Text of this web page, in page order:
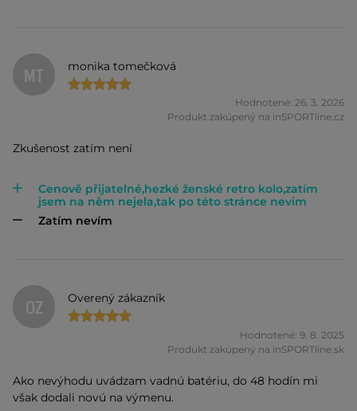
MT monika tomečková
Hodnotené: 26. 3. 2026
Produkt zakúpený na inSPORTline.cz
Zkušenost zatím není
Cenově přijatelné,hezké ženské retro kolo,zatím
jsem na něm nejela,tak po této stránce nevim
Zatím nevím
OZ Overený zákazník
Hodnotené: 9. 8. 2025
Produkt zakúpený na inSPORTline.sk
Ako nevýhodu uvádzam vadnú batériu, do 48 hodín mi
však dodali novú na výmenu.